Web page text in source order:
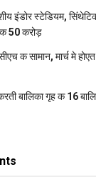
इंडोर स्‍टेडि‍यम,
50 करोड़
क सामान, मार्च मे
बालिका गृह क 16